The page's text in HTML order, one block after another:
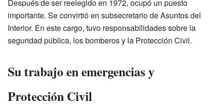
Después de ser reelegido en 1972, ocupó un puesto
importante. Se convirtió en subsecretario de Asuntos del
Interior. En este cargo, tuvo responsabilidades sobre la
seguridad pública, los bomberos y la Protección Civil.
Su trabajo en emergencias y
Protección Civil